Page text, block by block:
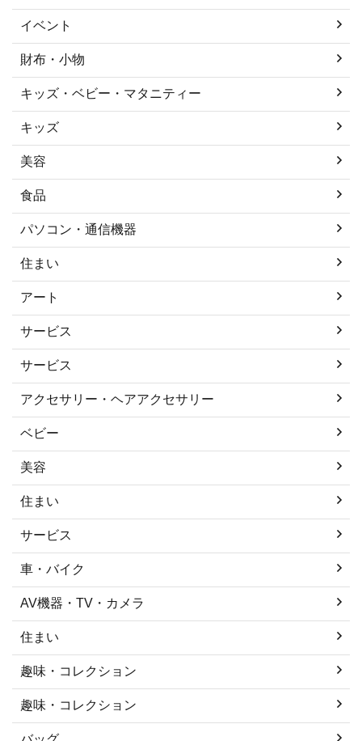
イベント
財布・小物
キッズ・ベビー・マタニティー
キッズ
美容
食品
パソコン・通信機器
住まい
アート
サービス
サービス
アクセサリー・ヘアアクセサリー
ベビー
美容
住まい
サービス
車・バイク
AV機器・TV・カメラ
住まい
趣味・コレクション
趣味・コレクション